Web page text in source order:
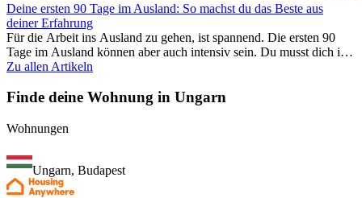
Deine ersten 90 Tage im Ausland: So machst du das Beste aus
deiner Erfahrung
Für die Arbeit ins Ausland zu gehen, ist spannend. Die ersten 90
Tage im Ausland können aber auch intensiv sein. Du musst dich in
einem neuen Job einfinden, ein soziales Umfeld aufbauen, die
zeigt dir, wie du deine ersten Monate im Ausland optimal nutzt,
damit du beruflich erfolgreich bist und dich persönlich
weiterentwickelst. Wenn du diese Tipps berücksichtigst, fällt dir das
Arbeiten im Ausland leichter und du kannst deine
Auslandserfahrung von Anfang an genießen.
Zu allen Artikeln
Finde deine Wohnung in Ungarn
Wohnungen
Ungarn, Budapest